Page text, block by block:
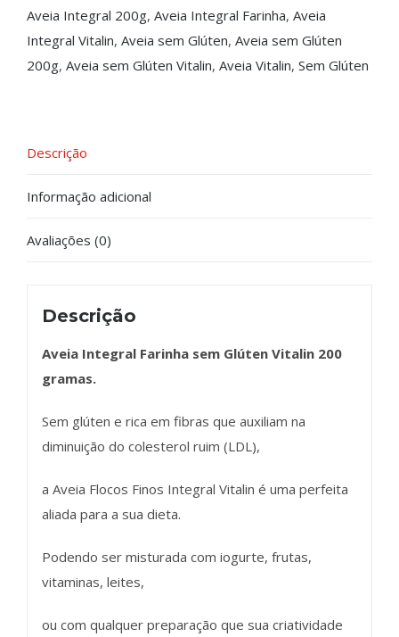
Aveia Integral 200g, Aveia Integral Farinha, Aveia
Integral Vitalin, Aveia sem Glúten, Aveia sem Glúten
200g, Aveia sem Glúten Vitalin, Aveia Vitalin, Sem Glúten
Descrição
Informação adicional
Avaliações (0)
Descrição
Aveia Integral Farinha sem Glúten Vitalin 200
gramas.
Sem glúten e rica em fibras que auxiliam na
diminuição do colesterol ruim (LDL),
a Aveia Flocos Finos Integral Vitalin é uma perfeita
aliada para a sua dieta.
Podendo ser misturada com iogurte, frutas,
vitaminas, leites,
ou com qualquer preparação que sua criatividade